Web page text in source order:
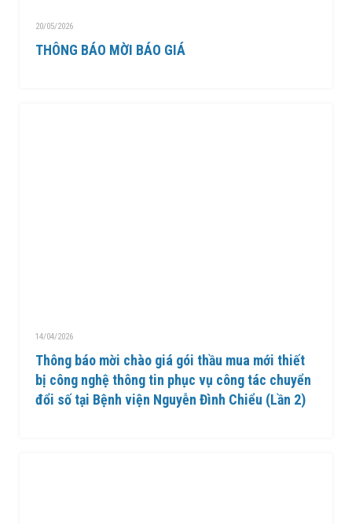
20/05/2026
THÔNG BÁO MỜI BÁO GIÁ
14/04/2026
Thông báo mời chào giá gói thầu mua mới thiết
bị công nghệ thông tin phục vụ công tác chuyển
đổi số tại Bệnh viện Nguyễn Đình Chiểu (Lần 2)